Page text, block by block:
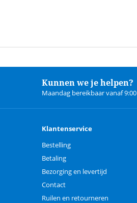
Kunnen we je helpen?
Maandag bereikbaar vanaf 9:00
Klantenservice
Bestelling
Betaling
Bezorging en levertijd
Contact
Ruilen en retourneren